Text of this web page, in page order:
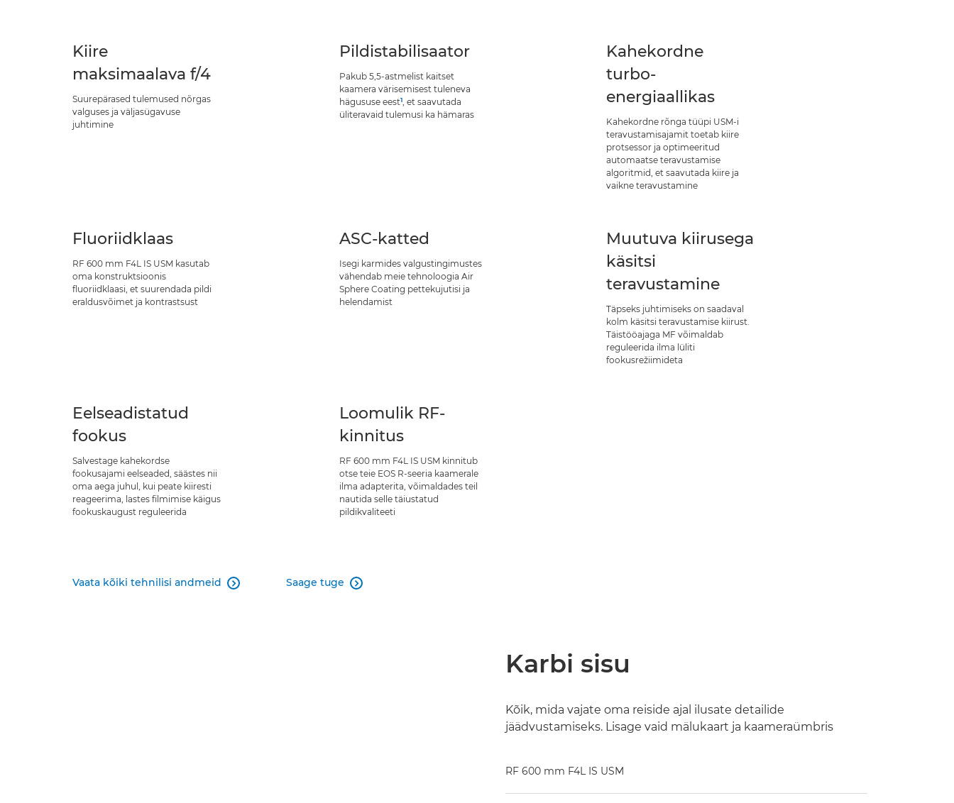
Kiire
maksimaalava f/4
Suurepärased tulemused nõrgas
valguses ja väljasügavuse
juhtimine
Pildistabilisaator
Pakub 5,5-astmelist kaitset
kaamera värisemisest tuleneva
hägususe eest1, et saavutada
üliteravaid tulemusi ka hämaras
Kahekordne
turbo-
energiaallikas
Kahekordne rõnga tüüpi USM-i
teravustamisajamit toetab kiire
protsessor ja optimeeritud
automaatse teravustamise
algoritmid, et saavutada kiire ja
vaikne teravustamine
Fluoriidklaas
RF 600 mm F4L IS USM kasutab
oma konstruktsioonis
fluoriidklaasi, et suurendada pildi
eraldusvõimet ja kontrastsust
ASC-katted
Isegi karmides valgustingimustes
vähendab meie tehnoloogia Air
Sphere Coating pettekujutisi ja
helendamist
Muutuva kiirusega
käsitsi
teravustamine
Täpseks juhtimiseks on saadaval
kolm käsitsi teravustamise kiirust.
Täistööajaga MF võimaldab
reguleerida ilma lüliti
fookusrežiimideta
Eelseadistatud
fookus
Salvestage kahekordse
fookusajami eelseaded, säästes nii
oma aega juhul, kui peate kiiresti
reageerima, lastes filmimise käigus
fookuskaugust reguleerida
Loomulik RF-
kinnitus
RF 600 mm F4L IS USM kinnitub
otse teie EOS R-seeria kaamerale
ilma adapterita, võimaldades teil
nautida selle täiustatud
pildikvaliteeti
Vaata kõiki tehnilisi andmeid  Saage tuge 
Karbi sisu
Kõik, mida vajate oma reiside ajal ilusate detailide
jäädvustamiseks. Lisage vaid mälukaart ja kaameraümbris
RF 600 mm F4L IS USM